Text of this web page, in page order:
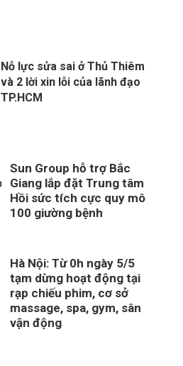
Nỗ lực sửa sai ở Thủ Thiêm
và 2 lời xin lỗi của lãnh đạo
TP.HCM
Sun Group hỗ trợ Bắc
Giang lắp đặt Trung tâm
Hồi sức tích cực quy mô
100 giường bệnh
Hà Nội: Từ 0h ngày 5/5
tạm dừng hoạt động tại
rạp chiếu phim, cơ sở
massage, spa, gym, sân
vận động